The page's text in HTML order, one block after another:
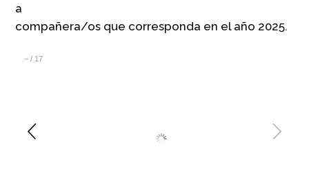
a
compañera/os que corresponda en el año 2025.
– / 17